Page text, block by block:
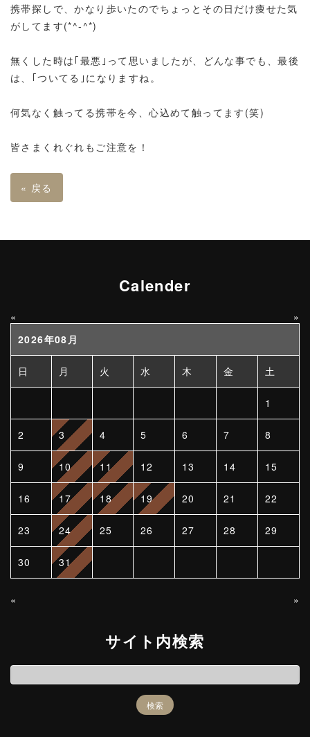
携帯探しで、かなり歩いたのでちょっとその日だけ痩せた気
がしてます(*^-^*)
無くした時は｢最悪｣って思いましたが、どんな事でも、最後
は、｢ついてる｣になりますね。
何気なく触ってる携帯を今、心込めて触ってます(笑)
皆さまくれぐれもご注意を！
« 戻る
Calender
«
»
2026年08月
日 月 火 水 木 金 土
1
2 3 4 5 6 7 8
9 10 11 12 13 14 15
16 17 18 19 20 21 22
23 24 25 26 27 28 29
30 31
« »
サイト内検索